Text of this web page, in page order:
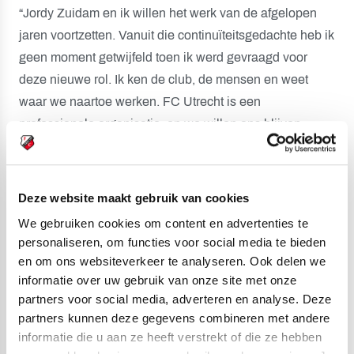
Deze website maakt gebruik van cookies
We gebruiken cookies om content en advertenties te
personaliseren, om functies voor social media te bieden
en om ons websiteverkeer te analyseren. Ook delen we
informatie over uw gebruik van onze site met onze
partners voor social media, adverteren en analyse. Deze
partners kunnen deze gegevens combineren met andere
informatie die u aan ze heeft verstrekt of die ze hebben
“Jordy Zuidam en ik willen het werk van de afgelopen
jaren voortzetten. Vanuit die continuïteitsgedachte heb ik
geen moment getwijfeld toen ik werd gevraagd voor
deze nieuwe rol. Ik ken de club, de mensen en weet
waar we naartoe werken. FC Utrecht is een
professionele organisatie, en we willen ons blijven
ontwikkelen en nog professioneler worden. Daarbij
draait het in de kern om de sportieve prestaties, mét oog
Tot slot richt de nieuwe directie zich tot Van Es. “We zijn
Thijs dankbaar voor de intensieve samenwerking,
evenals de gerealiseerde veranderingen en behaalde
resultaten”, besluit Keuning.